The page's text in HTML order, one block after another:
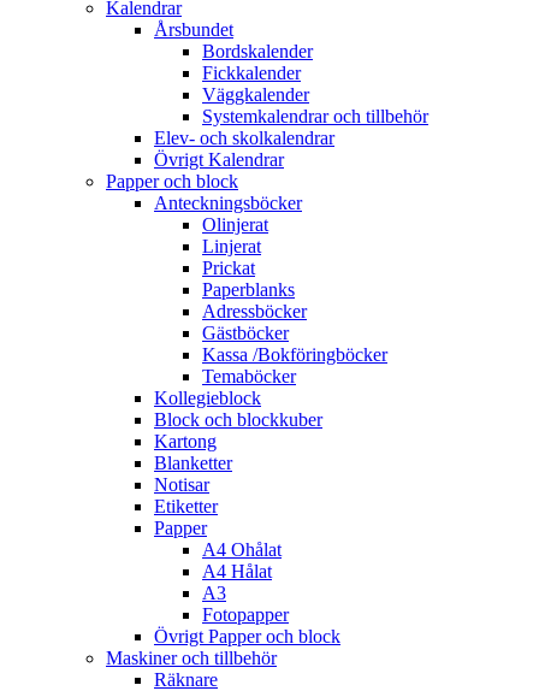
Kalendrar
Årsbundet
Bordskalender
Fickkalender
Väggkalender
Systemkalendrar och tillbehör
Elev- och skolkalendrar
Övrigt Kalendrar
Papper och block
Anteckningsböcker
Olinjerat
Linjerat
Prickat
Paperblanks
Adressböcker
Gästböcker
Kassa /Bokföringböcker
Temaböcker
Kollegieblock
Block och blockkuber
Kartong
Blanketter
Notisar
Etiketter
Papper
A4 Ohålat
A4 Hålat
A3
Fotopapper
Övrigt Papper och block
Maskiner och tillbehör
Räknare